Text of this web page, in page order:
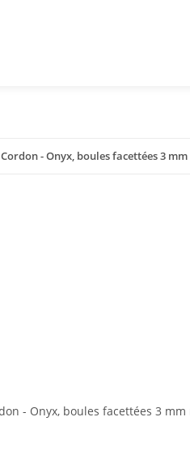
Cordon - Onyx, boules facettées 3